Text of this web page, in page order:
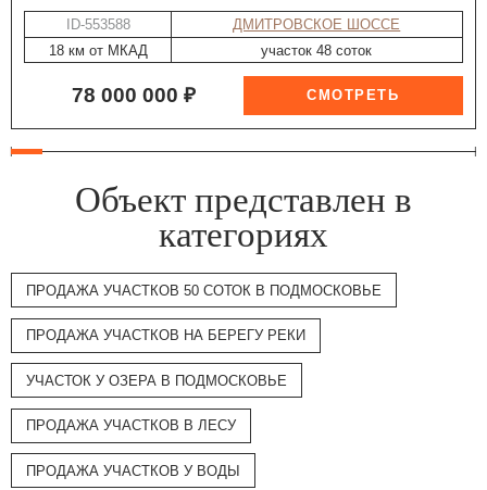
ID-553588
ДМИТРОВСКОЕ ШОССЕ
18 км от МКАД
участок 48 соток
78 000 000 ₽
Объект представлен в
категориях
ПРОДАЖА УЧАСТКОВ 50 СОТОК В ПОДМОСКОВЬЕ
ПРОДАЖА УЧАСТКОВ НА БЕРЕГУ РЕКИ
УЧАСТОК У ОЗЕРА В ПОДМОСКОВЬЕ
ПРОДАЖА УЧАСТКОВ В ЛЕСУ
ПРОДАЖА УЧАСТКОВ У ВОДЫ